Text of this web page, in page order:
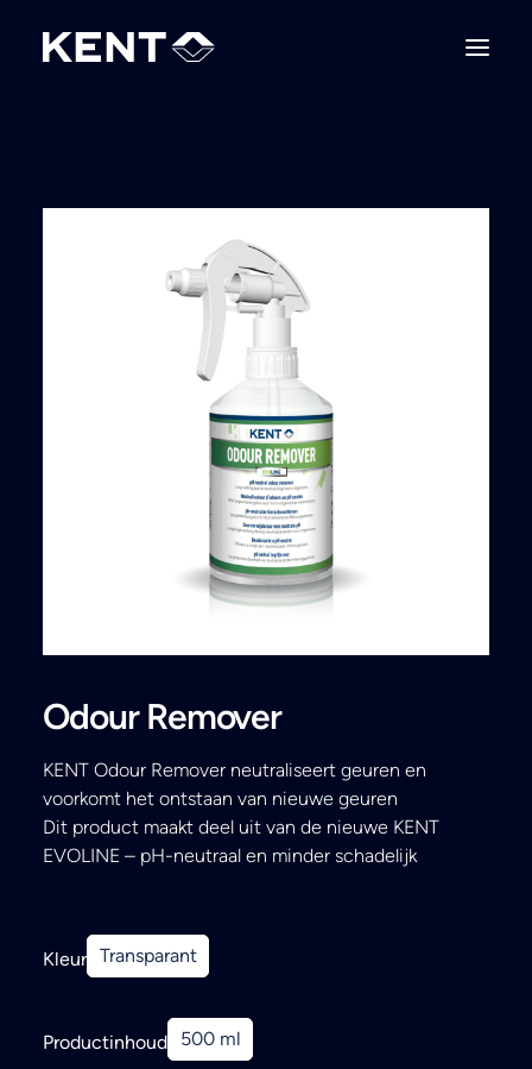
Odour Remover
KENT Odour Remover neutraliseert geuren en
voorkomt het ontstaan van nieuwe geuren
Dit product maakt deel uit van de nieuwe KENT
EVOLINE – pH-neutraal en minder schadelijk
Kleur Transparant
Productinhoud 500 ml